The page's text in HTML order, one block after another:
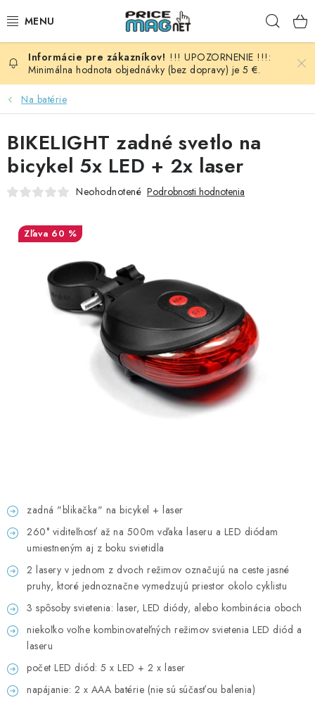
na
BATÉRIE
AUDIO - VIDEO
AUTO HI-FI
AUTOMOBIL
ELEKTROINŠTALAČNÝ MATERIÁL
FOTOVOLTAIKA
GADGETY, DARČEKY
KÁBLE A KONEKTORY
KONTAKTY
Kontakty Doprava a platba Časté otázky
!!! UPOZORNENIE !!!:
Minimálna hodnota objednávky (bez dopravy) je 5 €.
Na batérie
zadná "blikačka" na bicykel + laser
260° viditeľnosť až na 500m vďaka laseru a LED diódam
umiestneným aj z boku svietidla
2 lasery v jednom z dvoch režimov označujú na ceste jasné
pruhy, ktoré jednoznačne vymedzujú priestor okolo cyklistu
3 spôsoby svietenia: laser, LED diódy, alebo kombinácia oboch
niekoľko voľne kombinovateľných režimov svietenia LED diód a
laseru
počet LED diód: 5 x LED + 2 x laser
napájanie: 2 x AAA batérie (nie sú súčasťou balenia)
BIKELIGHT zadné svetlo na
bicykel 5x LED + 2x laser
Neohodnotené Podrobnosti hodnotenia
60 %